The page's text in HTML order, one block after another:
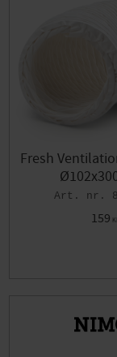
i favoriter
Fresh
159